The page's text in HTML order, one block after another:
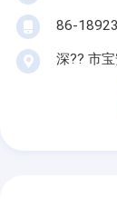
86-
深?? 市